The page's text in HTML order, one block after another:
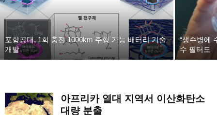
포항공대, 1회 충전 1000km 주행 가능 배터리 기술
개발
“생수병에
수 필터도
아프리카 열대 지역서 이산화탄소
대량 분출